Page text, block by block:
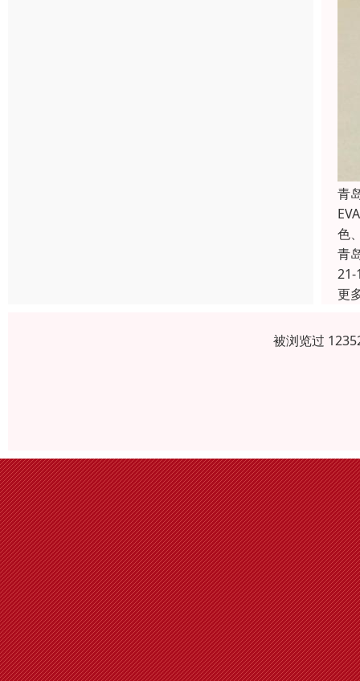
青
色
青
21-
更
被浏览过